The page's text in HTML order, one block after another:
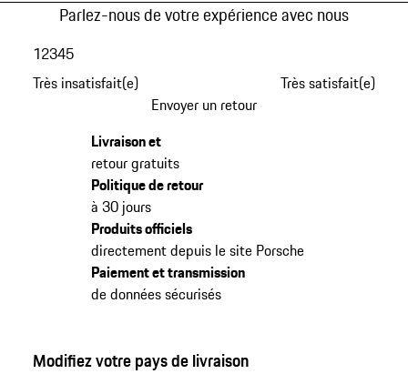
Parlez-nous de votre expérience avec nous
Très insatisfait(e)
12345
Très satisfait(e)
Envoyer un retour
Livraison et
retour gratuits
Politique de retour
à 30 jours
Produits officiels
directement depuis le site Porsche
Paiement et transmission
de données sécurisés
Modifiez votre pays de livraison